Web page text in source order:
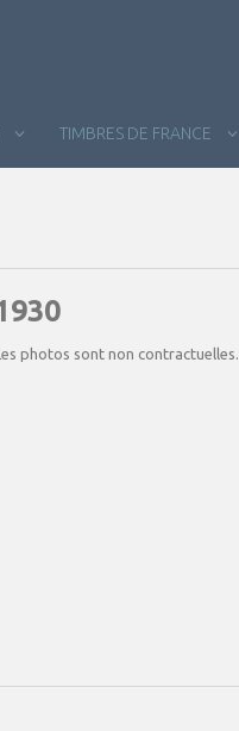
TIMBRES DE FRANCE
photos sont non contractuelles.